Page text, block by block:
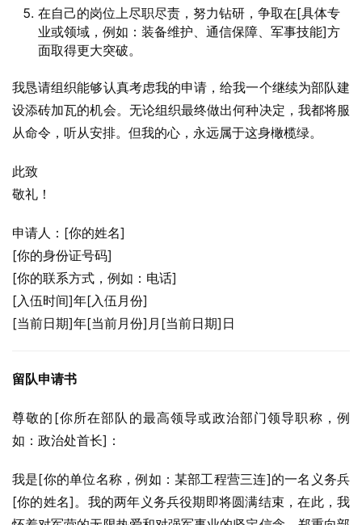
在自己的岗位上尽职尽责，努力钻研，争取在[具体专
业或领域，例如：装备维护、通信保障、军事技能]方
面取得更大突破。
我恳请组织能够认真考虑我的申请，给我一个继续为部队建
设添砖加瓦的机会。无论组织最终做出何种决定，我都将服
从命令，听从安排。但我的心，永远属于这身橄榄绿。
此致
敬礼！
申请人：[你的姓名]
[你的身份证号码]
[你的联系方式，例如：电话]
[入伍时间]年[入伍月份]
[当前日期]年[当前月份]月[当前日期]日
留队申请书
尊敬的[你所在部队的最高领导或政治部门领导职称，例
如：政治处首长]：
我是[你的单位名称，例如：某部工程营三连]的一名义务兵
[你的姓名]。我的两年义务兵役期即将圆满结束，在此，我